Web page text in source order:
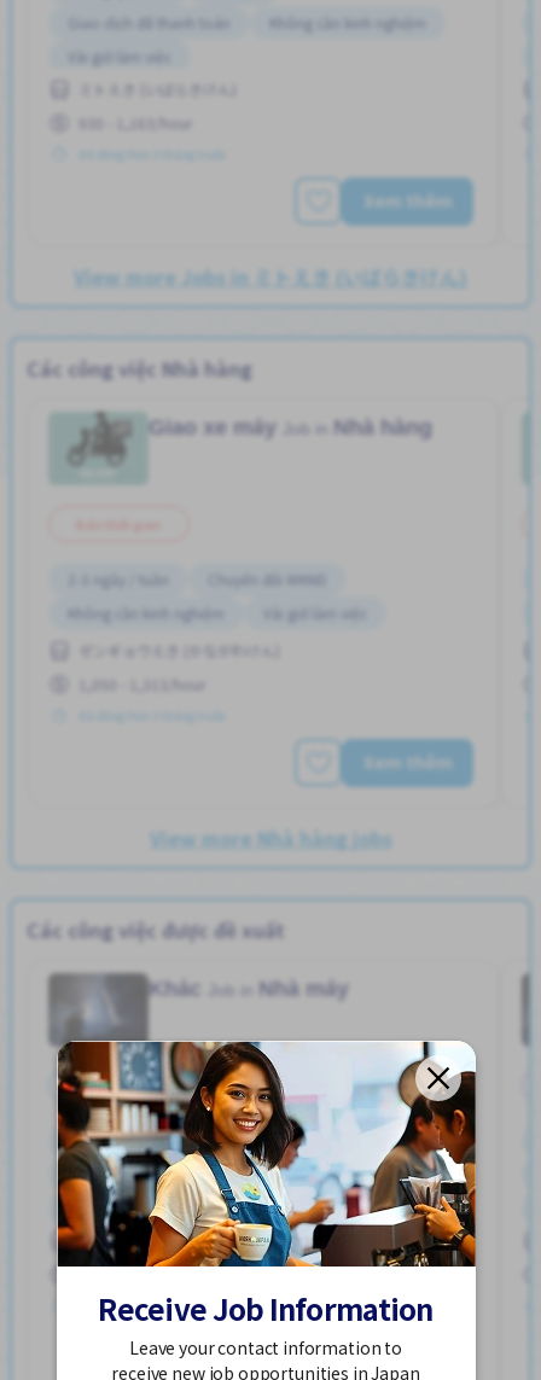
Giao dịch đã thanh toán
Không cần kinh nghiệm
Vài giờ làm việc
930 - 1,163/hour
Xem thêm
View more Jobs in ミトえき (いばらきけん)
Các công việc Nhà hàng
Giao xe máy Nhà hàng
2-3 ngày / tuần
Chuyển đổi WKND
Không cần kinh nghiệm
Vài giờ làm việc
ゼンギョウえき (かながわけん)
1,050 - 1,313/hour
Xem thêm
View more Nhà hàng jobs
Các công việc được đề xuất
Khác Nhà máy
Toàn thời gian
Bãi đậu xe đạp Bãi đỗ xe
Gần ga tàu
Giao dịch đã thanh toán
Hỗ trợ bữa ăn
Ký túc xá được bảo hiểm một phần
Lao động người nước ngoài
Nâng cao Phúc lợi
ハユカえき (かがわけん)
Đã đăng 2 tuần trước
Xem thêm
Receive Job Information
Leave your contact information to
receive new job opportunities in Japan